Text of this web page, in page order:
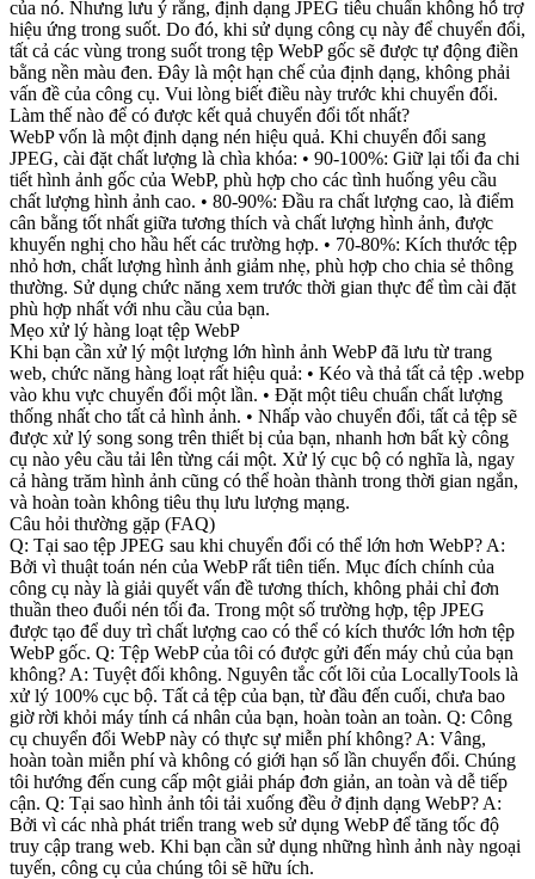
của nó. Nhưng lưu ý rằng, định dạng JPEG tiêu chuẩn không hỗ trợ
hiệu ứng trong suốt. Do đó, khi sử dụng công cụ này để chuyển đổi,
tất cả các vùng trong suốt trong tệp WebP gốc sẽ được tự động điền
bằng nền màu đen. Đây là một hạn chế của định dạng, không phải
vấn đề của công cụ. Vui lòng biết điều này trước khi chuyển đổi.
Làm thế nào để có được kết quả chuyển đổi tốt nhất?
WebP vốn là một định dạng nén hiệu quả. Khi chuyển đổi sang
JPEG, cài đặt chất lượng là chìa khóa: • 90-100%: Giữ lại tối đa chi
tiết hình ảnh gốc của WebP, phù hợp cho các tình huống yêu cầu
chất lượng hình ảnh cao. • 80-90%: Đầu ra chất lượng cao, là điểm
cân bằng tốt nhất giữa tương thích và chất lượng hình ảnh, được
khuyến nghị cho hầu hết các trường hợp. • 70-80%: Kích thước tệp
nhỏ hơn, chất lượng hình ảnh giảm nhẹ, phù hợp cho chia sẻ thông
thường. Sử dụng chức năng xem trước thời gian thực để tìm cài đặt
phù hợp nhất với nhu cầu của bạn.
Mẹo xử lý hàng loạt tệp WebP
Khi bạn cần xử lý một lượng lớn hình ảnh WebP đã lưu từ trang
web, chức năng hàng loạt rất hiệu quả: • Kéo và thả tất cả tệp .webp
vào khu vực chuyển đổi một lần. • Đặt một tiêu chuẩn chất lượng
thống nhất cho tất cả hình ảnh. • Nhấp vào chuyển đổi, tất cả tệp sẽ
được xử lý song song trên thiết bị của bạn, nhanh hơn bất kỳ công
cụ nào yêu cầu tải lên từng cái một. Xử lý cục bộ có nghĩa là, ngay
cả hàng trăm hình ảnh cũng có thể hoàn thành trong thời gian ngắn,
và hoàn toàn không tiêu thụ lưu lượng mạng.
Câu hỏi thường gặp (FAQ)
Q: Tại sao tệp JPEG sau khi chuyển đổi có thể lớn hơn WebP? A:
Bởi vì thuật toán nén của WebP rất tiên tiến. Mục đích chính của
công cụ này là giải quyết vấn đề tương thích, không phải chỉ đơn
thuần theo đuổi nén tối đa. Trong một số trường hợp, tệp JPEG
được tạo để duy trì chất lượng cao có thể có kích thước lớn hơn tệp
WebP gốc. Q: Tệp WebP của tôi có được gửi đến máy chủ của bạn
không? A: Tuyệt đối không. Nguyên tắc cốt lõi của LocallyTools là
xử lý 100% cục bộ. Tất cả tệp của bạn, từ đầu đến cuối, chưa bao
giờ rời khỏi máy tính cá nhân của bạn, hoàn toàn an toàn. Q: Công
cụ chuyển đổi WebP này có thực sự miễn phí không? A: Vâng,
hoàn toàn miễn phí và không có giới hạn số lần chuyển đổi. Chúng
tôi hướng đến cung cấp một giải pháp đơn giản, an toàn và dễ tiếp
cận. Q: Tại sao hình ảnh tôi tải xuống đều ở định dạng WebP? A:
Bởi vì các nhà phát triển trang web sử dụng WebP để tăng tốc độ
truy cập trang web. Khi bạn cần sử dụng những hình ảnh này ngoại
tuyến, công cụ của chúng tôi sẽ hữu ích.